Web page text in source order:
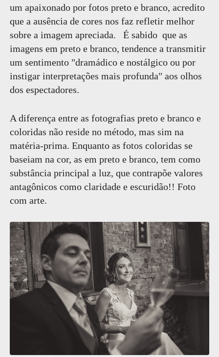
um apaixonado por fotos preto e branco, acredito
que a ausência de cores nos faz refletir melhor
sobre a imagem apreciada. É sabido que as
imagens em preto e branco, tendence a transmitir
um sentimento "dramádico e nostálgico ou por
instigar interpretações mais profunda" aos olhos
dos espectadores.
A diferença entre as fotografias preto e branco e
coloridas não reside no método, mas sim na
matéria-prima. Enquanto as fotos coloridas se
baseiam na cor, as em preto e branco, tem como
substância principal a luz, que contrapõe valores
antagônicos como claridade e escuridão!! Foto
com arte.